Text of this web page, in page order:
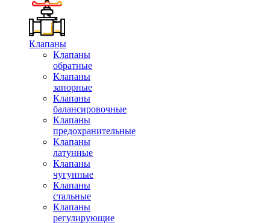
Клапаны
Клапаны
обратные
Клапаны
запорные
Клапаны
балансировочные
Клапаны
предохранительные
Клапаны
латунные
Клапаны
чугунные
Клапаны
стальные
Клапаны
регулирующие